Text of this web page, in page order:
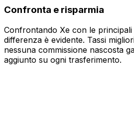
Confronta e risparmia
Confrontando Xe con le
differenza è evidente. Tassi
nessuna commissione nascosta
aggiunto su ogni trasferimento.